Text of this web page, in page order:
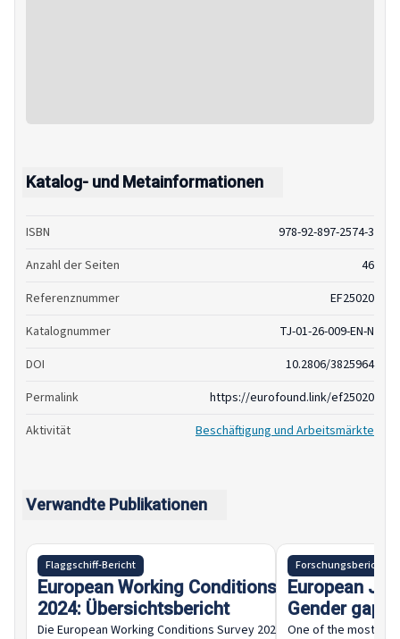
Katalog- und Metainformationen
ISBN
978-92-897-2574-3
Anzahl der Seiten
46
Referenznummer
EF25020
Katalognummer
TJ-01-26-009-EN-N
DOI
10.2806/3825964
Permalink
https://eurofound.link/ef25020
Aktivität
Beschäftigung und Arbeitsmärkte
Verwandte Publikationen
Flaggschiff-Bericht 14 April 2026
European Working Conditions Survey
2024: Übersichtsbericht
Die European Working Conditions Survey 2024, die nun in
Forschungsbericht
European
Gender gaps
employment
One of the most